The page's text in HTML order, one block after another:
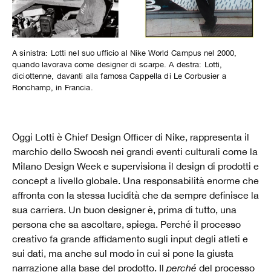
A sinistra: Lotti nel suo ufficio al Nike World Campus nel 2000,
quando lavorava come designer di scarpe. A destra: Lotti,
diciottenne, davanti alla famosa Cappella di Le Corbusier a
Ronchamp, in Francia.
Oggi Lotti è Chief Design Officer di Nike, rappresenta il
marchio dello Swoosh nei grandi eventi culturali come la
Milano Design Week e supervisiona il design di prodotti e
concept a livello globale. Una responsabilità enorme che
affronta con la stessa lucidità che da sempre definisce la
sua carriera. Un buon designer è, prima di tutto, una
persona che sa ascoltare, spiega. Perché il processo
creativo fa grande affidamento sugli input degli atleti e
sui dati, ma anche sul modo in cui si pone la giusta
narrazione alla base del prodotto. Il perché del processo